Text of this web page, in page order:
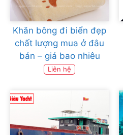
Khăn bông đi biển đẹp
chất lượng mua ở đâu
bán – giá bao nhiêu
Liên hệ